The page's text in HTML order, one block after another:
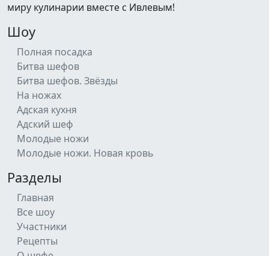
миру кулинарии вместе с Ивлевым!
Шоу
Полная посадка
Битва шефов
Битва шефов. Звёзды
На ножах
Адская кухня
Адский шеф
Молодые ножи
Молодые ножи. Новая кровь
Разделы
Главная
Все шоу
Участники
Рецепты